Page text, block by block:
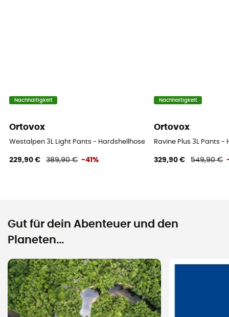
Nachhaltigkeit
Ortovox
Westalpen 3L Light Pants - Hardshellhose - Damen
229,90 € 389,90 € -41%
Nachhaltigkeit
Ortovox
Ravine Plus 3L Pants
329,90 € 549,90 €
Gut für dein Abenteuer und den
Planeten...